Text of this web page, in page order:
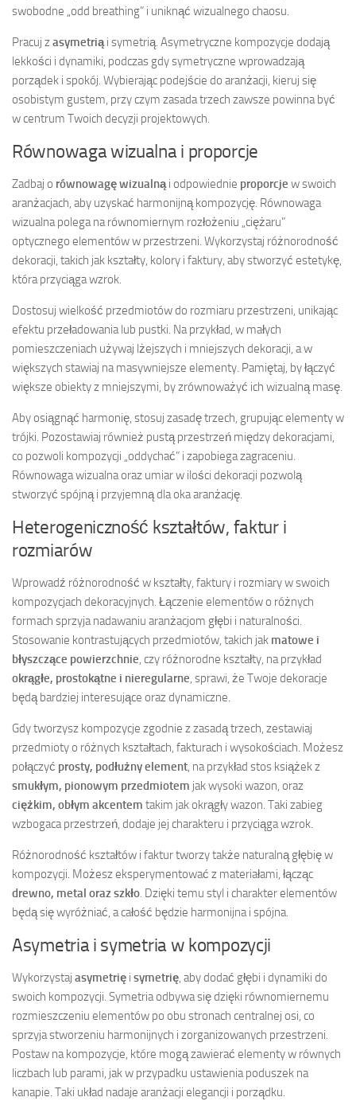
swobodne „odd breathing” i uniknąć wizualnego chaosu.
Pracuj zasymetrią i symetrią. Asymetryczne kompozycje dodają
lekkości i dynamiki, podczas gdy symetryczne wprowadzają
porządek i spokój. Wybierając podejście do aranżacji, kieruj się
osobistym gustem, przy czym zasada trzech zawsze powinna być
w centrum Twoich decyzji projektowych.
Równowaga wizualna i proporcje
Zadbaj o równowagę wizualną i odpowiednie proporcje w swoich
aranżacjach, aby uzyskać harmonijną kompozycję. Równowaga
wizualna polega na równomiernym rozłożeniu „ciężaru”
optycznego elementów w przestrzeni. Wykorzystaj różnorodność
dekoracji, takich jak kształty, kolory i faktury, aby stworzyć estetykę,
która przyciąga wzrok.
Dostosuj wielkość przedmiotów do rozmiaru przestrzeni, unikając
efektu przeładowania lub pustki. Na przykład, w małych
pomieszczeniach używaj lżejszych i mniejszych dekoracji, a w
większych stawiaj na masywniejsze elementy. Pamiętaj, by łączyć
większe obiekty z mniejszymi, by zrównoważyć ich wizualną masę.
Aby osiągnąć harmonię, stosuj zasadę trzech, grupując elementy w
trójki. Pozostawiaj również pustą przestrzeń między dekoracjami,
co pozwoli kompozycji „oddychać” i zapobiega zagraceniu.
Równowaga wizualna oraz umiar w ilości dekoracji pozwolą
stworzyć spójną i przyjemną dla oka aranżację.
Heterogeniczność kształtów, faktur i
rozmiarów
Wprowadź różnorodność w kształty, faktury i rozmiary w swoich
kompozycjach dekoracyjnych. Łączenie elementów o różnych
formach sprzyja nadawaniu aranżacjom głębi i naturalności.
Stosowanie kontrastujących przedmiotów, takich jak matowe i
błyszczące powierzchnie , czy różnorodne kształty, na przykład
okrągłe, prostokątne i nieregularne , sprawi, że Twoje dekoracje
będą bardziej interesujące oraz dynamiczne.
Gdy tworzysz kompozycje zgodnie z zasadą trzech, zestawiaj
przedmioty o różnych kształtach, fakturach i wysokościach. Możesz
połączyć prosty, podłużny element , na przykład stos książek z
smukłym, pionowym przedmiotem jak wysoki wazon, oraz
ciężkim, obłym akcentem takim jak okrągły wazon. Taki zabieg
wzbogaca przestrzeń, dodaje jej charakteru i przyciąga wzrok.
Różnorodność kształtów i faktur tworzy także naturalną głębię w
kompozycji. Możesz eksperymentować z materiałami, łącząc
drewno, metal oraz szkło . Dzięki temu styl i charakter elementów
będą się wyróżniać, a całość będzie harmonijna i spójna.
Asymetria i symetria w kompozycji
Wykorzystaj asymetrię i symetrię , aby dodać głębi i dynamiki do
swoich kompozycji. Symetria odbywa się dzięki równomiernemu
rozmieszczeniu elementów po obu stronach centralnej osi, co
sprzyja stworzeniu harmonijnych i zorganizowanych przestrzeni.
Postaw na kompozycje, które mogą zawierać elementy w równych
liczbach lub parami, jak w przypadku ustawienia poduszek na
kanapie. Taki układ nadaje aranżacji elegancji i porządku.